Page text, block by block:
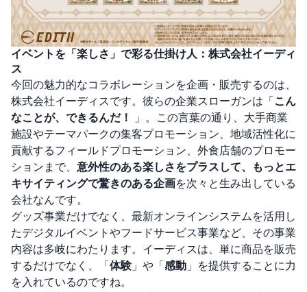
イベントを「楽しさ」で彩る仕掛け人：株式会社イーディ
ス
今回の魅力的なコラボレーションを企画・販売するのは、
株式会社イーディスです。彼らの企業スローガンは「 こん
なことが、できるんだ！
」。この言葉の通り、大手商業
施設やテーマパークの集客プロモーション、地域活性化に
貢献するフィールドプロモーション、外食店舗のプロモー
ションまで、 意外性のある楽しさをプラスして、もっとエ
キサイティングで驚きのある企画を次々と生み出している
会社なんです。
グッズ事業だけでなく、最新オンラインシステムを活用し
たデジタルイベントやフードサービス事業など、その事業
内容は多岐にわたります。イーディスは、単に商品を販売
するだけでなく、「 体験 」や「 感動 」を提供することに力
を入れているのですね。